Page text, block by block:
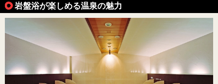
岩盤浴が楽しめる温泉の魅力